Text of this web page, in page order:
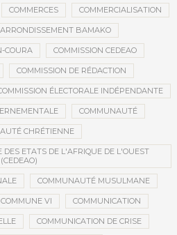
COMMERCES COMMERCIALISATION
BAMAKO
COURA COMMISSION CEDEAO
COMMISSION DE RÉDACTION
ÉLECTORALE INDÉPENDANTE
COMMUNAUTÉ
CHRÉTIENNE
ETATS DE L'AFRIQUE DE L'OUEST
(CEDEAO)
COMMUNAUTÉ MUSULMANE
COMMUNE VI COMMUNICATION
COMMUNICATION DE CRISE